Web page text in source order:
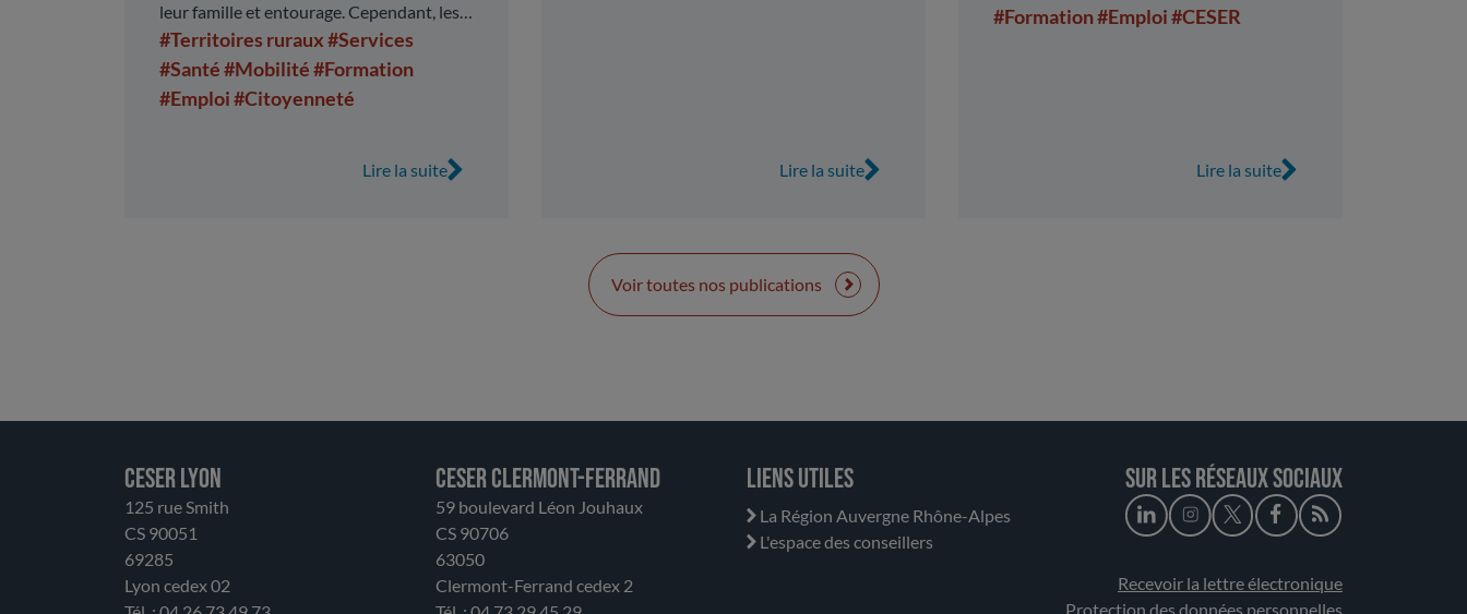
leur famille et entourage. Cependant, les
femmes vivant en zone rurale sont
confrontées à des difficultés et inégalités
majorées qui touchent tous les aspects de
leur vie.
#Territoires ruraux#Services
#Santé#Mobilité#Formation
#Emploi#Citoyenneté
Lire la suite Lire la suite
#Formation#Emploi#CESER
Lire la suite
Voir toutes nos publications
CESER LYON
125 rue Smith
CS 90051
69285
Lyon cedex 02
CESER Clermont-Ferrand
59 boulevard Léon Jouhaux
CS 90706
63050
Clermont-Ferrand cedex 2
Liens utiles
La Région Auvergne Rhône-Alpes
L'espace des conseillers
Sur les réseaux sociaux
Recevoir la lettre électronique
Protection des données personnelles